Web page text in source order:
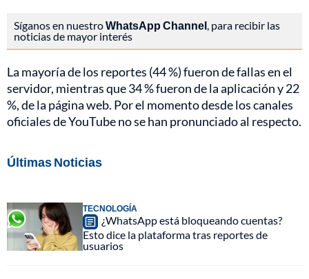
Síganos en nuestroWhatsApp Channel, para recibir las
noticias de mayor interés
La mayoría de los reportes (44 %) fueron de fallas en el
servidor, mientras que 34 % fueron de la aplicación y 22
%, de la página web. Por el momento desde los canales
oficiales de YouTube no se han pronunciado al respecto.
Últimas Noticias
TECNOLOGÍA
¿WhatsApp está bloqueando cuentas?
Esto dice la plataforma tras reportes de
usuarios